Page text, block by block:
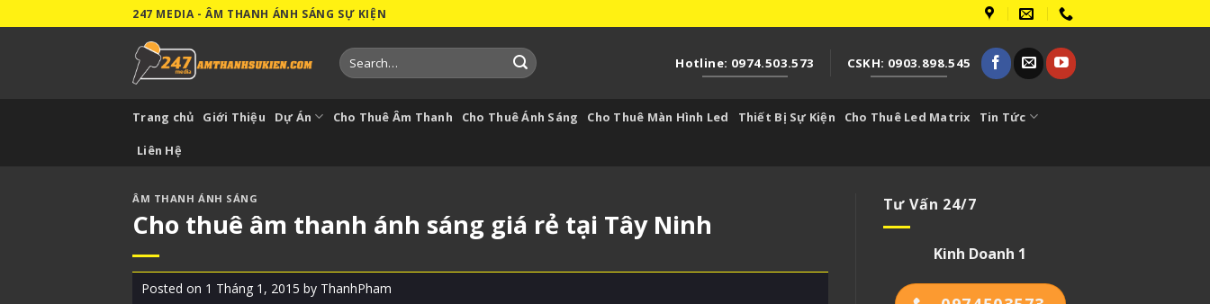
to
247 MEDIA - ÂM THANH ÁNH SÁNG SỰ KIỆN
Search
for:
Hotline: 0974.503.573 CSKH: 0903.898.545
Trang chủ Giới Thiệu Dự Án Cho Thuê Âm Thanh Cho Thuê Ánh Sáng Cho Thuê Màn Hình Led Thiết Bị Sự Kiện Cho Thuê Led Matrix Tin Tức
Liên Hệ
ÂM THANH ÁNH SÁNG
Cho thuê âm thanh ánh sáng giá rẻ tại Tây Ninh
Posted on 1 Tháng 1, 2015 by ThanhPham
Tư Vấn 24/7
Kinh Doanh 1